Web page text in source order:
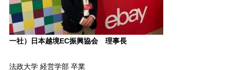
一社）日本越境EC振興協会 理事長
法政大学 経営学部 卒業